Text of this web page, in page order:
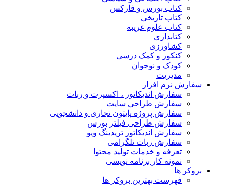
کتاب بورس و فارکس
کتاب تاریخی
کتاب علوم غریبه
کتابداری
کشاورزی
کنکور و کمک‌ درسی
کودک و نوجوان
مدیریت
سفارش نرم افزار
سفارش اندیکاتور ، اکسپرت و ربات
سفارش طراحی سایت
سفارش پروژه پایتون تجاری و دانشجویی
سفارش طراحی فیلتر بورس
سفارش اندیکاتور تریدینگ ویو
سفارش ربات تلگرامی
تعرفه و خدمات تولید محتوا
نمونه کار برنامه نویسی
بروکر ها
فهرست بهترین بروکر ها